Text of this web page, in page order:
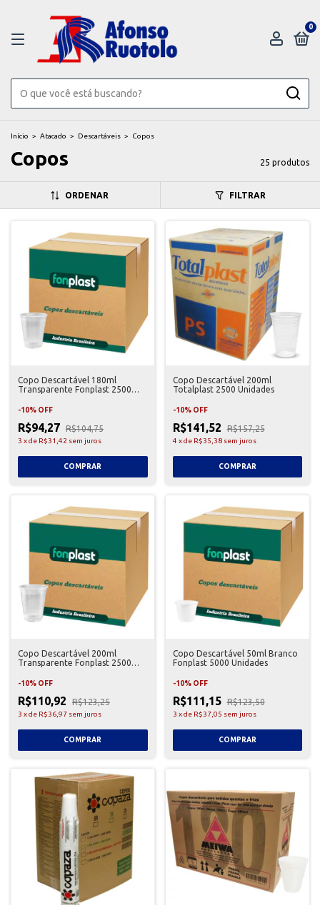
0
Início > Atacado > Descartáveis > Copos
Copos 25 produtos
ORDENAR FILTRAR
Copo Descartável 180ml
Transparente Fonplast 2500
-10% OFF
R$94,27 R$104,75
3 xde R$31,42 sem juros
Copo Descartável 200ml
Totalplast 2500 Unidades
-10% OFF
R$141,52 R$157,25
4 xde R$35,38 sem juros
Copo Descartável 200ml
Transparente Fonplast 2500
-10% OFF
R$110,92 R$123,25
3 xde R$36,97 sem juros
Copo Descartável 50ml Branco
Fonplast 5000 Unidades
-10% OFF
R$111,15 R$123,50
3 xde R$37,05 sem juros